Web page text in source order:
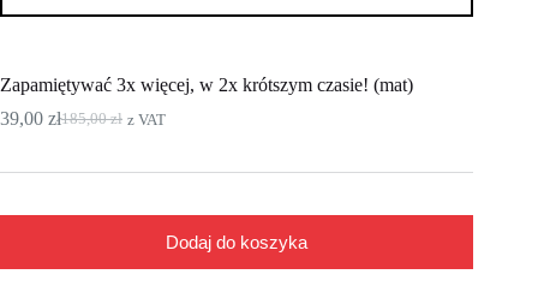
Zapamiętywać 3x więcej, w 2x krótszym czasie! (mat)
185,00zł
Pierwotna
wynosiła:
39,00 złAktualna
wynosi:
z VAT
Dodaj do koszyka